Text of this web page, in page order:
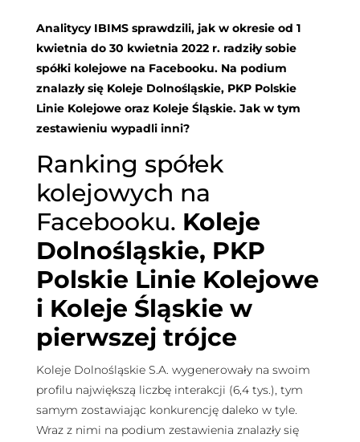
Analitycy IBIMS sprawdzili, jak w okresie od 1
kwietnia do 30 kwietnia 2022 r. radziły sobie
spółki kolejowe na Facebooku. Na podium
znalazły się Koleje Dolnośląskie, PKP Polskie
Linie Kolejowe oraz Koleje Śląskie. Jak w tym
zestawieniu wypadli inni?
Ranking spółek
kolejowych na
Facebooku. Koleje
Dolnośląskie, PKP
Polskie Linie Kolejowe
i Koleje Śląskie w
pierwszej trójce
Koleje Dolnośląskie S.A. wygenerowały na swoim
profilu największą liczbę interakcji (6,4 tys.), tym
samym zostawiając konkurencję daleko w tyle.
Wraz z nimi na podium zestawienia znalazły się